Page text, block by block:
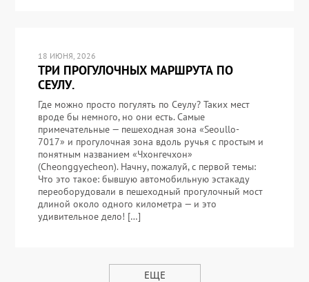
18 ИЮНЯ, 2026
ТРИ ПРОГУЛОЧНЫХ МАРШРУТА ПО
СЕУЛУ.
Где можно просто погулять по Сеулу? Таких мест
вроде бы немного, но они есть. Самые
примечательные — пешеходная зона «Seoullo-
7017» и прогулочная зона вдоль ручья с простым и
понятным названием «Чхонгечхон»
(Cheonggyecheon). Начну, пожалуй, с первой темы:
Что это такое: бывшую автомобильную эстакаду
переоборудовали в пешеходный прогулочный мост
длиной около одного километра — и это
удивительное дело! […]
ЕЩЕ